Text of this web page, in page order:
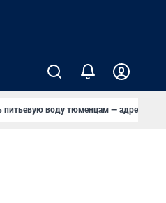
питьевую воду тюменцам — адреса